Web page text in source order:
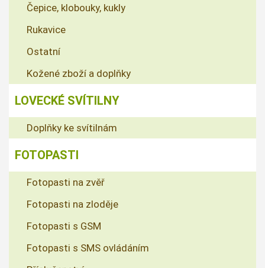
Čepice, klobouky, kukly
Rukavice
Ostatní
Kožené zboží a doplňky
LOVECKÉ SVÍTILNY
Doplňky ke svítilnám
FOTOPASTI
Fotopasti na zvěř
Fotopasti na zloděje
Fotopasti s GSM
Fotopasti s SMS ovládáním